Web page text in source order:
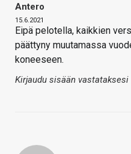
Antero
15.6.2021
Eipä pelotella, kaikkien
päättyny muutamassa
koneeseen.
Kirjaudu sisään vastataksesi